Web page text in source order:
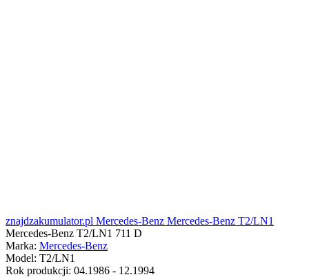
znajdzakumulator.pl Mercedes-Benz Mercedes-Benz T2/LN1
Mercedes-Benz T2/LN1 711 D
Marka: Mercedes-Benz
Model: T2/LN1
Rok produkcji: 04.1986 - 12.1994